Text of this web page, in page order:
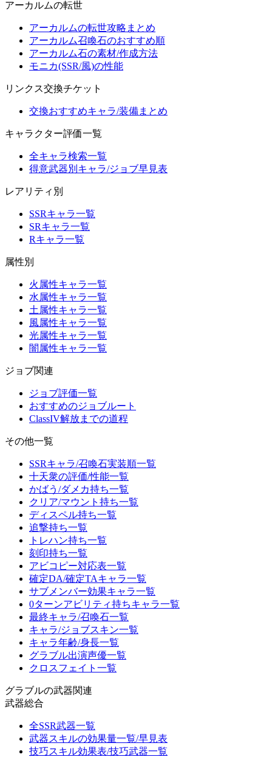
アーカルムの転世
アーカルムの転世攻略まとめ
アーカルム召喚石のおすすめ順
アーカルム石の素材/作成方法
モニカ(SSR/風)の性能
リンクス交換チケット
交換おすすめキャラ/装備まとめ
キャラクター評価一覧
全キャラ検索一覧
得意武器別キャラ/ジョブ早見表
レアリティ別
SSRキャラ一覧
SRキャラ一覧
Rキャラ一覧
属性別
火属性キャラ一覧
水属性キャラ一覧
土属性キャラ一覧
風属性キャラ一覧
光属性キャラ一覧
闇属性キャラ一覧
ジョブ関連
ジョブ評価一覧
おすすめのジョブルート
ClassIV解放までの道程
その他一覧
SSRキャラ/召喚石実装順一覧
十天衆の評価/性能一覧
かばう/ダメカ持ち一覧
クリア/マウント持ち一覧
ディスペル持ち一覧
追撃持ち一覧
トレハン持ち一覧
刻印持ち一覧
アビコピー対応表一覧
確定DA/確定TAキャラ一覧
サブメンバー効果キャラ一覧
0ターンアビリティ持ちキャラ一覧
最終キャラ/召喚石一覧
キャラ/ジョブスキン一覧
キャラ年齢/身長一覧
グラブル出演声優一覧
クロスフェイト一覧
グラブルの武器関連
武器総合
全SSR武器一覧
武器スキルの効果量一覧/早見表
技巧スキル効果表/技巧武器一覧